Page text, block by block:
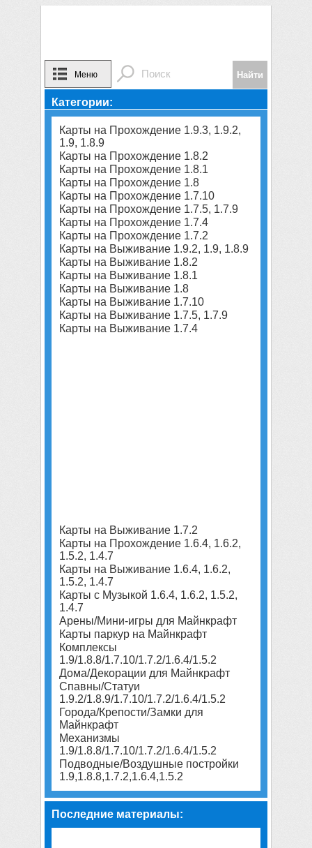
Меню
Категории:
Карты на Прохождение 1.9.3, 1.9.2,
1.9, 1.8.9
Карты на Прохождение 1.8.2
Карты на Прохождение 1.8.1
Карты на Прохождение 1.8
Карты на Прохождение 1.7.10
Карты на Прохождение 1.7.5, 1.7.9
Карты на Прохождение 1.7.4
Карты на Прохождение 1.7.2
Карты на Выживание 1.9.2, 1.9, 1.8.9
Карты на Выживание 1.8.2
Карты на Выживание 1.8.1
Карты на Выживание 1.8
Карты на Выживание 1.7.10
Карты на Выживание 1.7.5, 1.7.9
Карты на Выживание 1.7.4
Карты на Выживание 1.7.2
Карты на Прохождение 1.6.4, 1.6.2,
1.5.2, 1.4.7
Карты на Выживание 1.6.4, 1.6.2,
1.5.2, 1.4.7
Карты с Музыкой 1.6.4, 1.6.2, 1.5.2,
1.4.7
Арены/Мини-игры для Майнкрафт
Карты паркур на Майнкрафт
Комплексы
1.9/1.8.8/1.7.10/1.7.2/1.6.4/1.5.2
Дома/Декорации для Майнкрафт
Спавны/Статуи
1.9.2/1.8.9/1.7.10/1.7.2/1.6.4/1.5.2
Города/Крепости/Замки для
Майнкрафт
Механизмы
1.9/1.8.8/1.7.10/1.7.2/1.6.4/1.5.2
Подводные/Воздушные постройки
1.9,1.8.8,1.7.2,1.6.4,1.5.2
Последние материалы: